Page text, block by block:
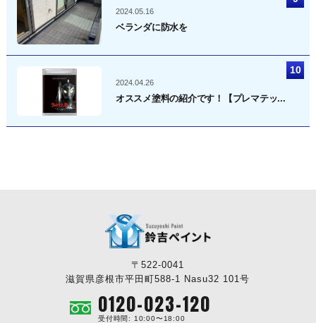
2024.05.16
ベランダに防水を
2024.04.26
オススメ塗料の紹介です！【プレマテッ...
〒522-0041
滋賀県彦根市平田町588-1 Nasu32 101号
0120-023-120
受付時間: 10:00〜18:00